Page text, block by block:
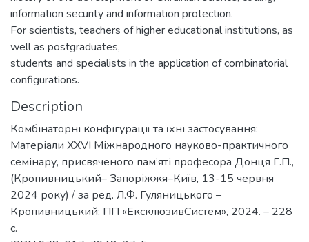
information security and information protection.
For scientists, teachers of higher educational institutions, as
well as postgraduates,
students and specialists in the application of combinatorial
configurations.
Description
Комбінаторні конфігурації та їхні застосування:
Матеріали XXVI Міжнародного науково-практичного
семінару, присвяченого пам’яті професора Донця Г.П.,
(Кропивницький– Запоріжжя–Київ, 13-15 червня
2024 року) / за ред. Л.Ф. Гуляницького –
Кропивницький: ПП «ЕксклюзивСистем», 2024. – 228
с.